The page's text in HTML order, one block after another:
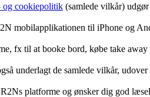
og cookiepolitik (samlede vilkår)
mobilapplikationen til iPhone og
fx til at booke bord, købe take
underlagt de samlede vilkår,
platforme og ønsker dig god